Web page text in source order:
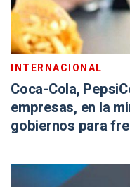
INTERNACIONAL
Coca-Cola,
empresas, en la
gobiernos para